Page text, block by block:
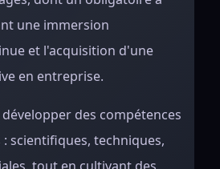
une immersion
et l'acquisition d'une
en entreprise.
des compétences
scientifiques, techniques,